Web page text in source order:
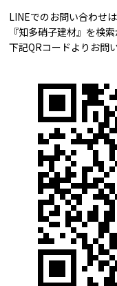
LINEでのお問い合わせ
『知多硝子建材』を検
下記QRコードよりお問